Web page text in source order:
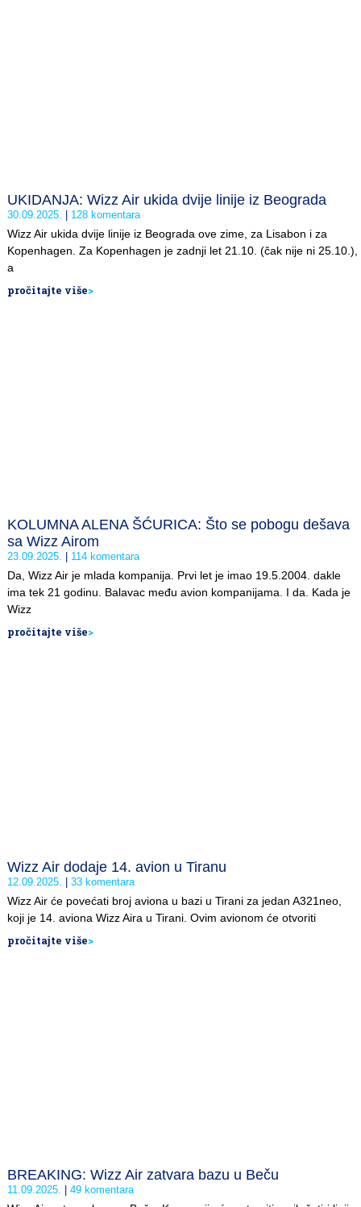
UKIDANJA: Wizz Air ukida dvije linije iz Beograda
30.09.2025. 128 komentara
Wizz Air ukida dvije linije iz Beograda ove zime, za Lisabon i za
Kopenhagen. Za Kopenhagen je zadnji let 21.10. (čak nije ni 25.10.),
a
pročitajte više>
KOLUMNA ALENA ŠĆURICA: Što se pobogu dešava
sa Wizz Airom
23.09.2025. 114 komentara
Da, Wizz Air je mlada kompanija. Prvi let je imao 19.5.2004. dakle
ima tek 21 godinu. Balavac među avion kompanijama. I da. Kada je
Wizz
pročitajte više>
Wizz Air dodaje 14. avion u Tiranu
12.09.2025. 33 komentara
Wizz Air će povećati broj aviona u bazi u Tirani za jedan A321neo,
koji je 14. aviona Wizz Aira u Tirani. Ovim avionom će otvoriti
pročitajte više>
BREAKING: Wizz Air zatvara bazu u Beču
11.09.2025. 49 komentara